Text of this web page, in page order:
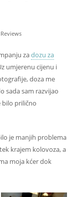
Categories
Reviews
zadozu za
umjerenu cijenu i
doza me
sada sam razvijao
bilo prilično
je manjih problema
krajem kolovoza, a
moja kćer dok